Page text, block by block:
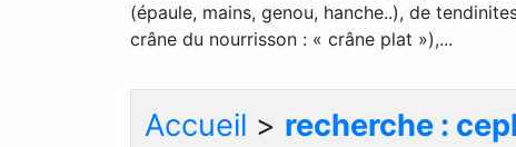
(épaule, mains, genou, hanche..), de
crâne du nourrisson : « crâne plat »),...
Accueil > recherche :